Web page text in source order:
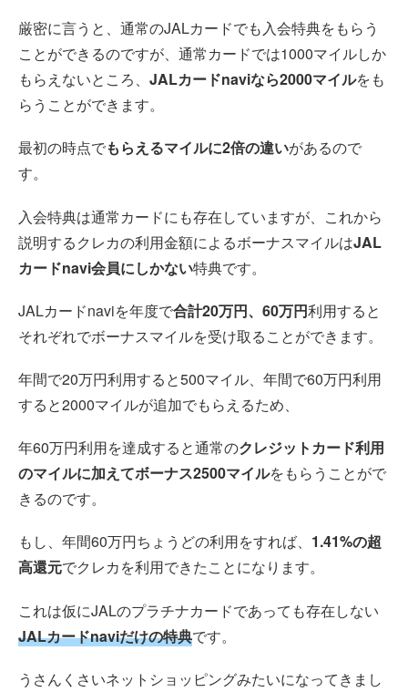
厳密に言うと、通常のJALカードでも入会特典をもらう
ことができるのですが、通常カードでは1000マイルしか
もらえないところ、 JALカードnaviなら2000マイルをも
らうことができます。
最初の時点でもらえるマイルに2倍の違いがあるので
す。
入会特典は通常カードにも存在していますが、これから
説明するクレカの利用金額によるボーナスマイルはJAL
カードnavi会員にしかない特典です。
JALカードnaviを年度で合計20万円、60万円利用すると
それぞれでボーナスマイルを受け取ることができます。
年間で20万円利用すると500マイル、年間で60万円利用
すると2000マイルが追加でもらえるため、
年60万円利用を達成すると通常のクレジットカード利用
のマイルに加えてボーナス2500マイルをもらうことがで
きるのです。
もし、年間60万円ちょうどの利用をすれば、 1.41%の超
高還元でクレカを利用できたことになります。
これは仮にJALのプラチナカードであっても存在しない
JALカードnaviだけの特典です。
うさんくさいネットショッピングみたいになってきまし